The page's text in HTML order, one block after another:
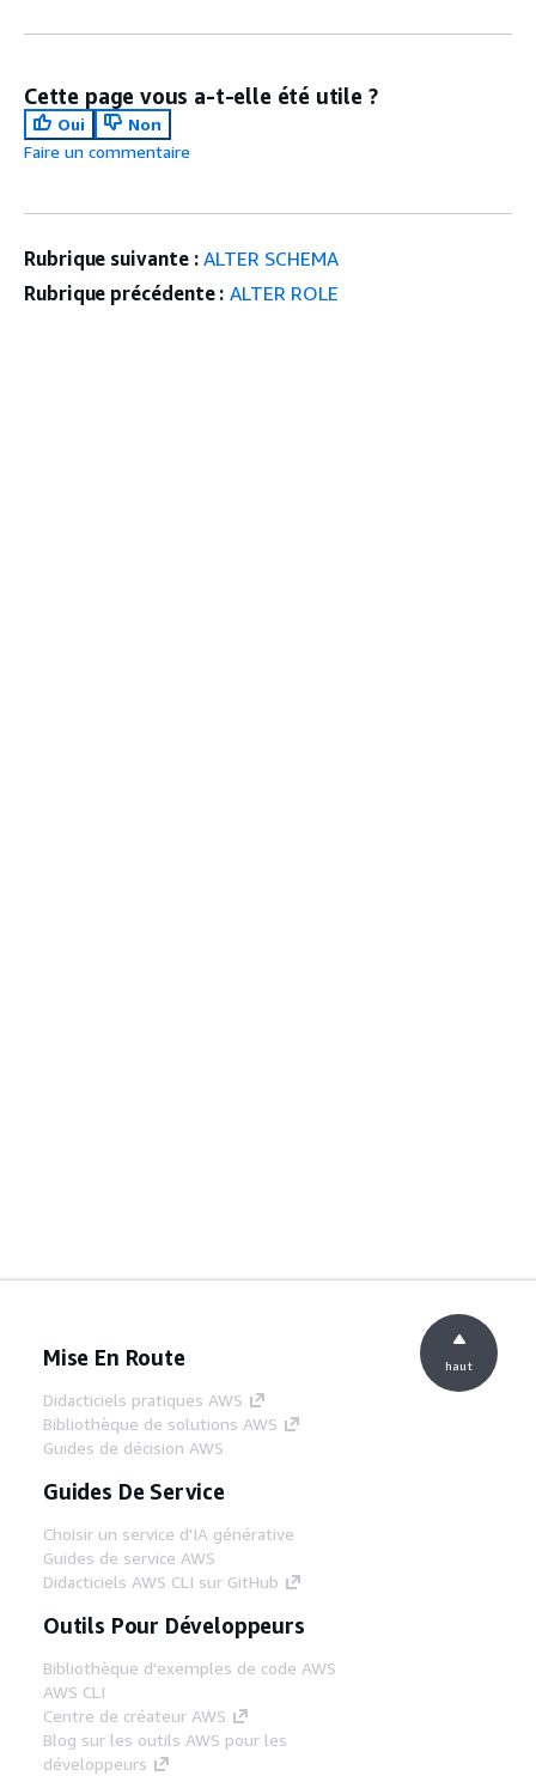
Cette page vous a-t-elle été utile ?
Oui
Non
Faire un commentaire
Rubrique suivante : ALTER SCHEMA
Rubrique précédente : ALTER ROLE
Mise En Route
Didacticiels pratiques AWS
Bibliothèque de solutions AWS
Guides de décision AWS
Guides De Service
Choisir un service d'IA générative
Guides de service AWS
Didacticiels AWS CLI sur GitHub
Outils Pour Développeurs
Bibliothèque d'exemples de code AWS
AWS CLI
Centre de créateur AWS
Blog sur les outils AWS pour les
développeurs
haut